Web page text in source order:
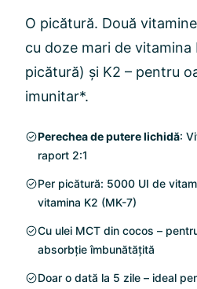
O picătură. Două
cu doze mari de
picătură) și K2 – pentru
imunitar*.
Perechea de putere lichidă:
raport 2:1
Per picătură: 5000 UI de
vitamina K2 (MK-7)
Cu ulei MCT din cocos –
absorbție îmbunătățită
Doar o dată la 5 zile – ideal